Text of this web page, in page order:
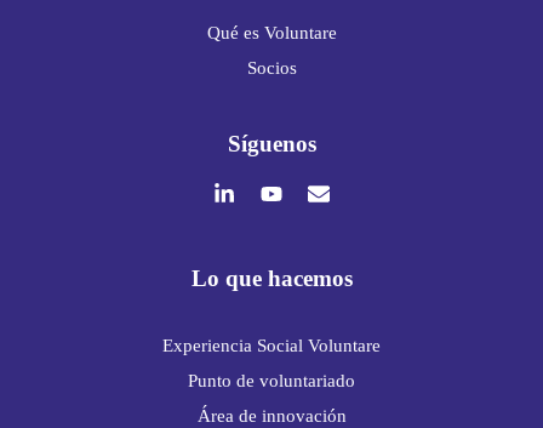
Qué es Voluntare
Socios
Síguenos
Lo que hacemos
Experiencia Social Voluntare
Punto de voluntariado
Área de innovación